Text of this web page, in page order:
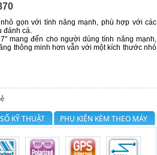
gọn với tính năng mạnh, phù hợp với các
đánh cá.
mang đến cho người dùng tính năng mạnh,
thông minh hơn vẫn với một kích thước nhỏ
KỸ THUẬT PHỤ KIỆN KÈM THEO MÁY